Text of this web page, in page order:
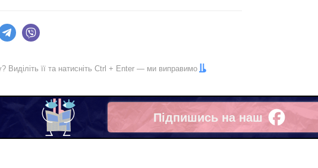
Telegram
Виділіть її та натисніть Ctrl + Enter — ми виправимо
Підпишись на наш
Facebook